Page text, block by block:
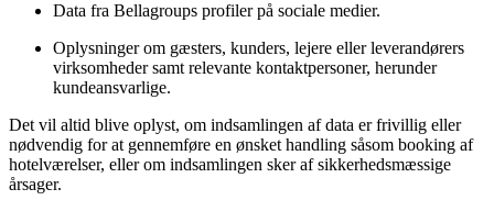
Data fra Bellagroups profiler på sociale medier.
Oplysninger om gæsters, kunders, lejere eller leverandørers
virksomheder samt relevante kontaktpersoner, herunder
kundeansvarlige.
Det vil altid blive oplyst, om indsamlingen af data er frivillig eller
nødvendig for at gennemføre en ønsket handling såsom booking af
hotelværelser, eller om indsamlingen sker af sikkerhedsmæssige
årsager.